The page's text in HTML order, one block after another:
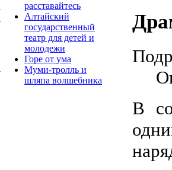
расставайтесь
Алтайский
государственный
театр для детей и
молодежи
Горе от ума
Муми-тролль и
шляпа волшебника
В